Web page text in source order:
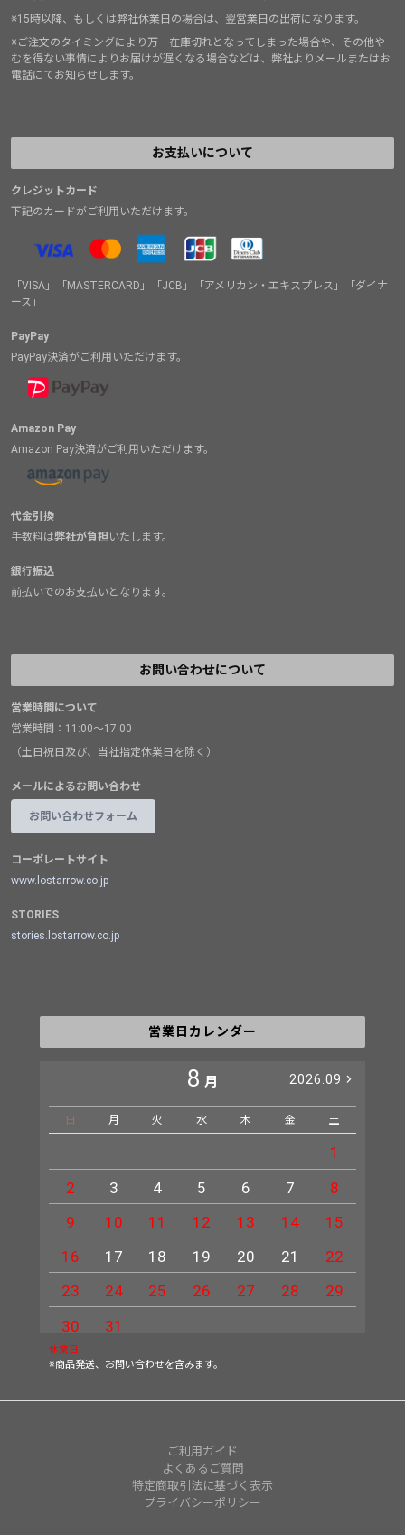
※15時以降、もしくは弊社休業日の場合は、翌営業日の出荷になります。
※ご注文のタイミングにより万一在庫切れとなってしまった場合や、その他や
むを得ない事情によりお届けが遅くなる場合などは、弊社よりメールまたはお
電話にてお知らせします。
お支払いについて
クレジットカード
下記のカードがご利用いただけます。
「VISA」「MASTERCARD」「JCB」「アメリカン・エキスプレス」「ダイナ
ース」
PayPay
PayPay決済がご利用いただけます。
Amazon Pay
Amazon Pay決済がご利用いただけます。
代金引換
手数料は弊社が負担 いたします。
銀行振込
前払いでのお支払いとなります。
お問い合わせについて
営業時間について
営業時間：11:00～17:00
（土日祝日及び、当社指定休業日を除く）
メールによるお問い合わせ
お問い合わせフォーム
コーポレートサイト
www.lostarrow.co.jp
STORIES
stories.lostarrow.co.jp
営業日カレンダー
8 月 2026.09
日 月 火 水 木 金 土
1
2
3 4 5 6 7
8
9
10 11 12 13 14
15
16
17 18 19 20 21
22
23
24 25 26 27 28
29
30
31
休業日
※商品発送、お問い合わせを含みます。
ご利用ガイド
よくあるご質問
特定商取引法に基づく表示
プライバシーポリシー